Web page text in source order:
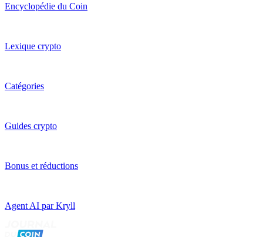
Encyclopédie du Coin
Lexique crypto
Catégories
Guides crypto
Bonus et réductions
Agent AI par Kryll